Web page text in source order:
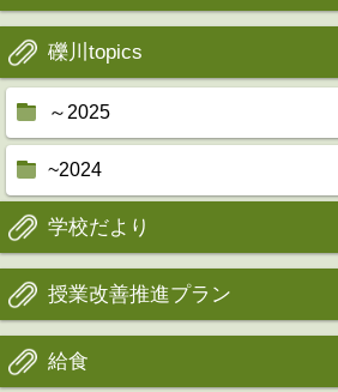
礫川topics
～2025
~2024
学校だより
授業改善推進プラン
給食